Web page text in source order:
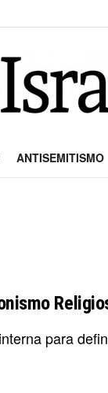
ANTISEMITISMO
para